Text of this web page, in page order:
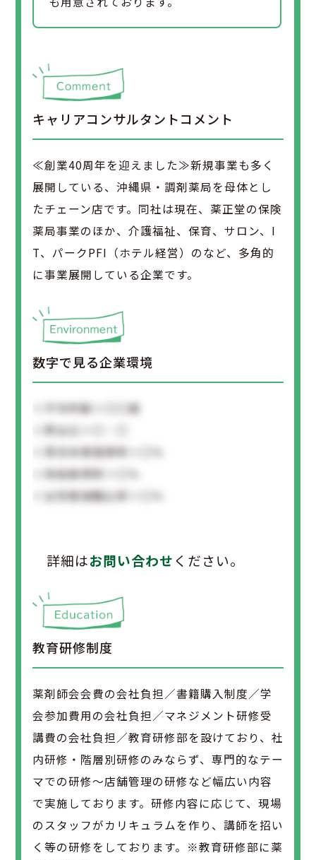
キャリアコンサルタントコメント
≪創業40周年を迎えました≫新規事業も多く
展開している、沖縄県・調剤薬局を母体とし
たチェーン店です。同社は現在、薬正堂の保険
薬局事業のほか、介護福祉、保育、サロン、I
T、パークPFI（ホテル経営）のなど、多角的
に事業展開している企業です。
数字で見る企業環境
＜平均年齢＞〇〇歳
＜男女比＞〇：〇
＜育児休業復帰率＞〇％
＜有給取得率＞〇％
＜女性管理職比率＞〇％
詳細はお問い合わせ ください。
教育研修制度
薬剤師会会費の会社負担／書籍購入制度／学
会参加費用の会社負担／マネジメント研修受
講費の会社負担／教育研修部を設けており、社
内研修・階層別研修のみならず、専門的なテー
マでの研修～店舗管理の研修など幅広い内容
で実施しております。研修内容に応じて、現場
のスタッフがカリキュラムを作り、講師を招い
く等の研修をしております。※教育研修部に薬